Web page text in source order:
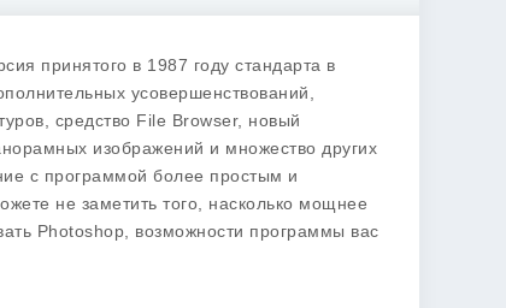
принятого в 1987 году стандарта в
усовершенствований,
средство File Browser, новый
изображений и множество других
с программой более простым и
не заметить того, насколько мощнее
Photoshop, возможности программы вас